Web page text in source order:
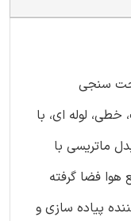
سنجی
لوله ای، با
ماتریسی با
هوا فضا گرفته
پیاده سازی و